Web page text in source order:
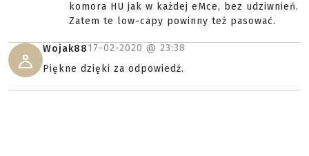
komora HU jak w każdej eMce, bez udziwnień.
Zatem te low-capy powinny też pasować.
Wojak8817-02-2020 @ 23:38
Piękne dzięki za odpowiedź.